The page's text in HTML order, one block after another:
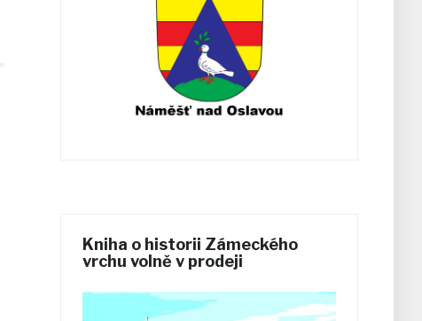
Kniha o historii Zámeckého
vrchu volně v prodeji